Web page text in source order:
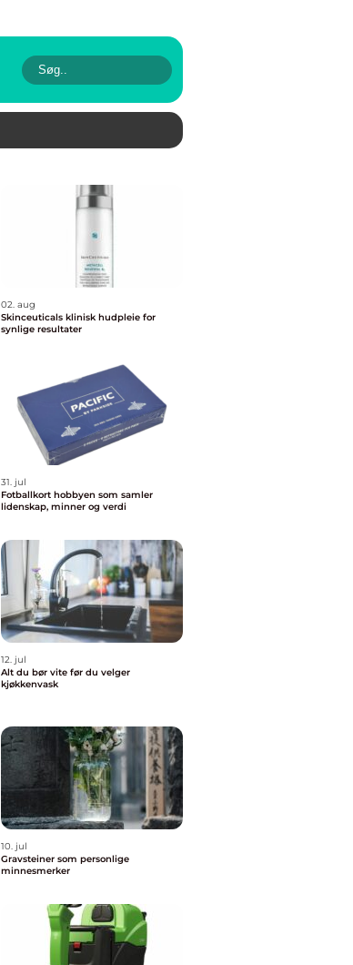
02. aug
Skinceuticals klinisk hudpleie for
synlige resultater
31. jul
Fotballkort hobbyen som samler
lidenskap, minner og verdi
12. jul
Alt du bør vite før du velger
kjøkkenvask
10. jul
Gravsteiner som personlige
minnesmerker